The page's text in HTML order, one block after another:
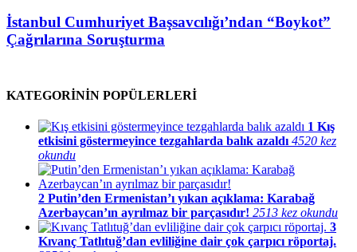
İstanbul Cumhuriyet Başsavcılığı’ndan “Boykot”
Çağrılarına Soruşturma
KATEGORİNİN POPÜLERLERİ
1 Kış
etkisini göstermeyince tezgahlarda balık azaldı 4520 kez
okundu
2 Putin’den Ermenistan’ı yıkan açıklama: Karabağ
Azerbaycan’ın ayrılmaz bir parçasıdır! 2513 kez okundu
3
Kıvanç Tatlıtuğ’dan evliliğine dair çok çarpıcı röportaj.